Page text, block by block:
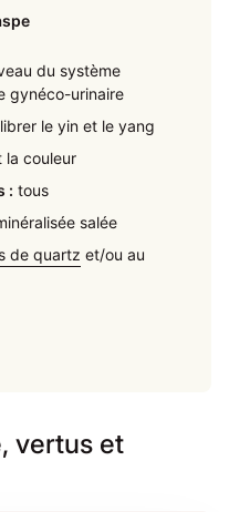
du système
gynéco-urinaire
le yin et le yang
la couleur
: tous
salée
de quartz et/ou au
vertus et